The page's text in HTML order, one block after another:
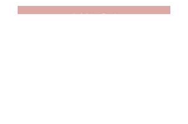
Add to Cart